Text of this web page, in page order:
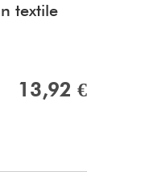
textile
13,92 €